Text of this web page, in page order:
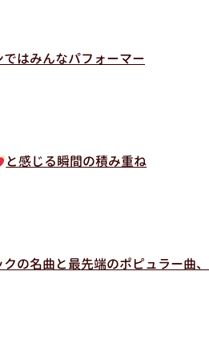
ではみんなパフォーマー
と感じる瞬間の積み重ね
クの名曲と最先端のポピュラー曲